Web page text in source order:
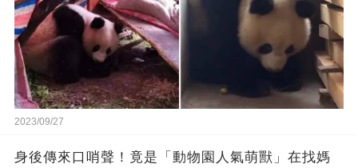
2023/09/27
身後傳來口哨聲！竟是「動物園人氣萌獸」在找媽